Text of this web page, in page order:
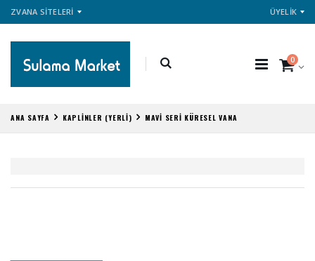
ZVANA SİTELERİ ÜYELİK
0
ANA SAYFA KAPLİNLER (YERLİ) MAVİ SERİ KÜRESEL VANA